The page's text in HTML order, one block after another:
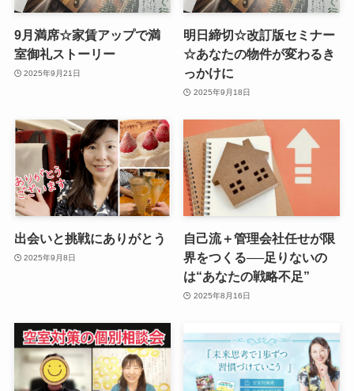
9月満席☆家賃アップで満
室御礼ストーリー
2025年9月21日
明日締切☆改訂版セミナー
☆あなたの物件が変わるき
っかけに
2025年9月18日
出会いと挑戦にありがとう
2025年9月8日
自己流＋管理会社任せが限
界をつくる──足りないの
は“あなたの戦略不足”
2025年8月16日